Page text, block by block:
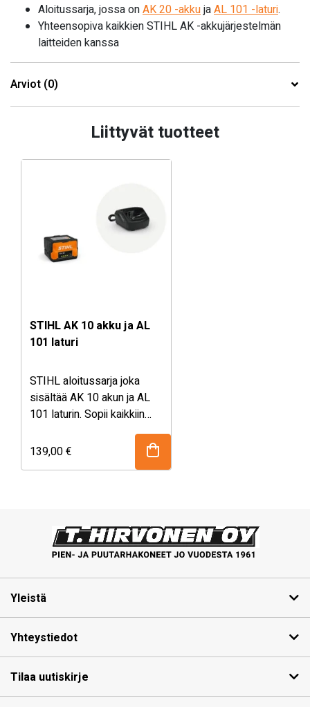
Aloitussarja, jossa onAK 20 -akkujaAL 101 -laturi.
Yhteensopiva kaikkien STIHL AK -akkujärjestelmän
laitteiden kanssa
Arviot (0)
Liittyvät tuotteet
STIHL AK 10 akku ja AL
101 laturi
STIHL aloitussarja joka
sisältää AK 10 akun ja AL
101 laturin. Sopii kaikkiin
STIHL AK-järjestelmän
akkutyökaluille.
139,00€
Yleistä
Yhteystiedot
Tilaa uutiskirje